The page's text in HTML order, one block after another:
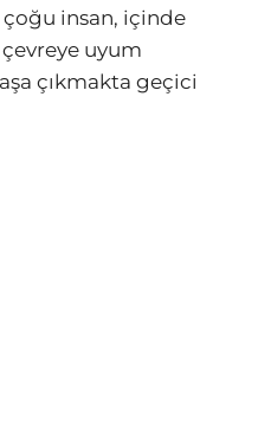
insan, içinde
uyum
çıkmakta geçici